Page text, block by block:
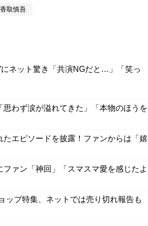
香取慎吾
にネット驚き「共演NGだと…」「笑っ
わず涙が溢れてきた」「本物のほうを
エピソードを披露！ファンからは「嬉
ァン「神回」「スマスマ愛を感じたよ
ップ特集、ネットでは売り切れ報告も